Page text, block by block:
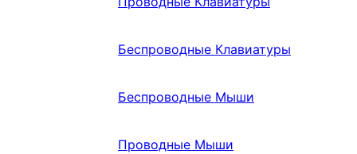
Беспроводные Клавиатуры
Беспроводные Мыши
Проводные Мыши